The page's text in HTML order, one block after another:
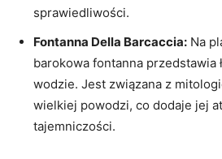
sprawiedliwości.
Fontanna Della Barcaccia: Na
barokowa fontanna przedstawia
wodzie. Jest związana z
wielkiej powodzi, co dodaje jej
tajemniczości.